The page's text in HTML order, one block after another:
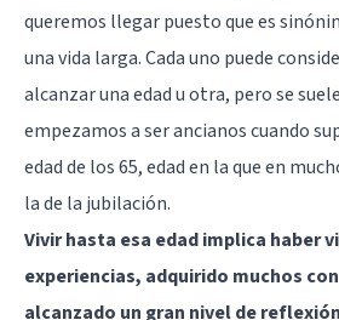
queremos llegar puesto que es
una vida larga. Cada uno puede
alcanzar una edad u otra, pero se
empezamos a ser ancianos cuando
edad de los 65, edad en la que en
la de la jubilación.
Vivir hasta esa edad implica haber
experiencias, adquirido muchos
alcanzado un gran nivel de